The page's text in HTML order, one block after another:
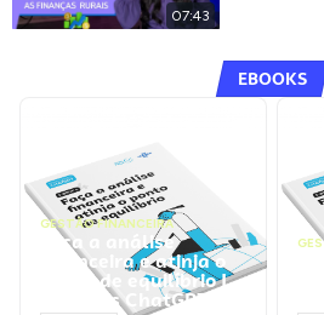
07:43
EBOOKS
GESTÃO FINANCEIRA
Faça a análise
financeira e atinja o
ponto de equilíbrio |
Prompts ChatGPT